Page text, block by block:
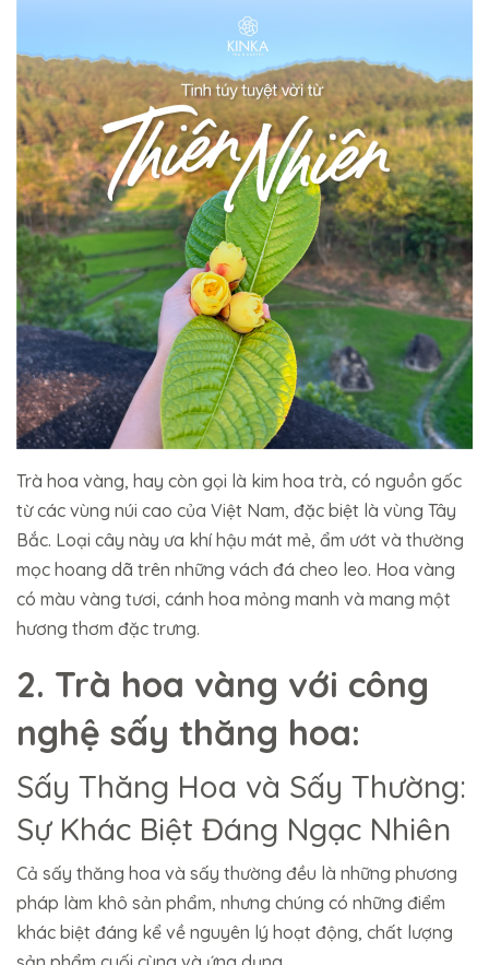
Trà hoa vàng, hay còn gọi là kim hoa trà, có nguồn gốc
từ các vùng núi cao của Việt Nam, đặc biệt là vùng Tây
Bắc. Loại cây này ưa khí hậu mát mẻ, ẩm ướt và thường
mọc hoang dã trên những vách đá cheo leo. Hoa vàng
có màu vàng tươi, cánh hoa mỏng manh và mang một
hương thơm đặc trưng.
2. Trà hoa vàng với công
nghệ sấy thăng hoa:
Sấy Thăng Hoa và Sấy Thường:
Sự Khác Biệt Đáng Ngạc Nhiên
Cả sấy thăng hoa và sấy thường đều là những phương
pháp làm khô sản phẩm, nhưng chúng có những điểm
khác biệt đáng kể về nguyên lý hoạt động, chất lượng